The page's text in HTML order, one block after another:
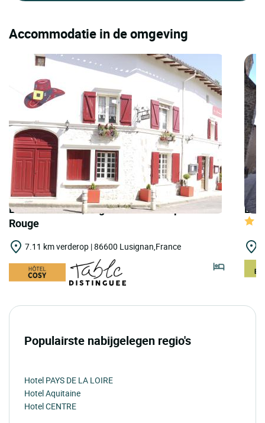
Accommodatie in de omgeving
LOGIS HOTELS | Logis Hôtel le Chapeau
Rouge
7.11 km verderop | 86600 Lusignan,France
Populairste nabijgelegen regio's
Hotel PAYS DE LA LOIRE
Hotel Aquitaine
Hotel CENTRE